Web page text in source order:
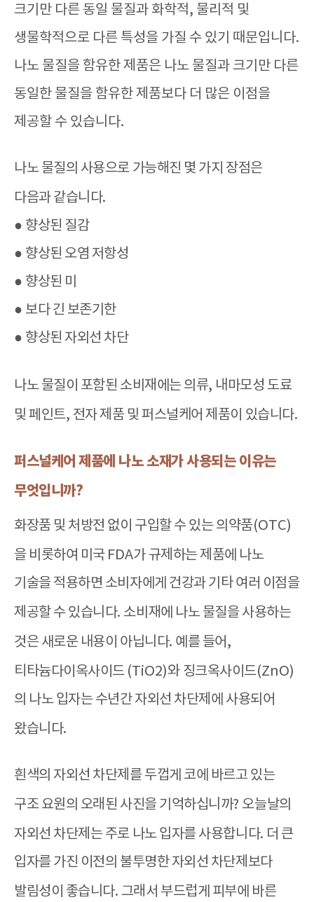
크기만 다른 동일 물질과 화학적, 물리적 및
생물학적으로 다른 특성을 가질 수 있기 때문입니다.
나노 물질을 함유한 제품은 나노 물질과 크기만 다른
동일한 물질을 함유한 제품보다 더 많은 이점을
제공할 수 있습니다.
나노 물질의 사용으로 가능해진 몇 가지 장점은
다음과 같습니다.
● 향상된 질감
● 향상된 오염 저항성
● 향상된 미
● 보다 긴 보존기한
● 향상된 자외선 차단
나노 물질이 포함된 소비재에는 의류, 내마모성 도료
및 페인트, 전자 제품 및 퍼스널케어 제품이 있습니다.
퍼스널케어 제품에 나노 소재가 사용되는 이유는
무엇입니까?
화장품 및 처방전 없이 구입할 수 있는 의약품(OTC)
을 비롯하여 미국 FDA가 규제하는 제품에 나노
기술을 적용하면 소비자에게 건강과 기타 여러 이점을
제공할 수 있습니다. 소비재에 나노 물질을 사용하는
것은 새로운 내용이 아닙니다. 예를 들어,
티타늄다이옥사이드 (TiO2)와 징크옥사이드(ZnO)
의 나노 입자는 수년간 자외선 차단제에 사용되어
왔습니다.
흰색의 자외선 차단제를 두껍게 코에 바르고 있는
구조 요원의 오래된 사진을 기억하십니까? 오늘날의
자외선 차단제는 주로 나노 입자를 사용합니다. 더 큰
입자를 가진 이전의 불투명한 자외선 차단제보다
발림성이 좋습니다. 그래서 부드럽게 피부에 바른